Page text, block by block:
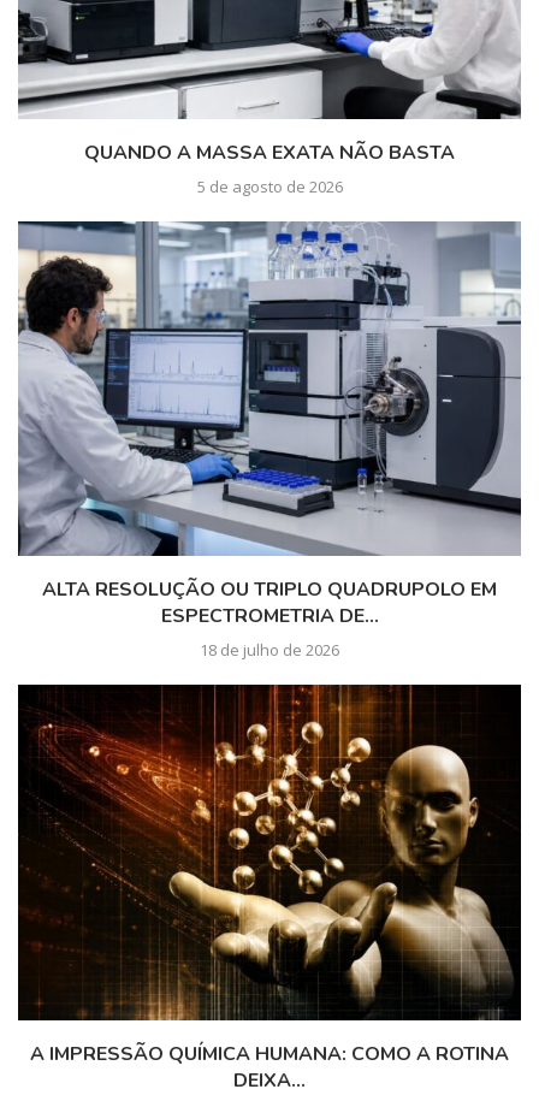
QUANDO A MASSA EXATA NÃO BASTA
5 de agosto de 2026
ALTA RESOLUÇÃO OU TRIPLO QUADRUPOLO EM
ESPECTROMETRIA DE...
18 de julho de 2026
A IMPRESSÃO QUÍMICA HUMANA: COMO A ROTINA
DEIXA...